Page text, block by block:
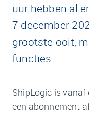
uur hebben al
7 december
grootste ooit,
functies.
ShipLogic is
een abonnement